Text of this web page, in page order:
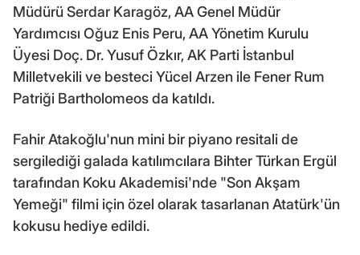
Müdürü Serdar Karagöz, AA Genel Müdür
Yardımcısı Oğuz Enis Peru, AA Yönetim Kurulu
Üyesi Doç. Dr. Yusuf Özkır, AK Parti İstanbul
Milletvekili ve besteci Yücel Arzen ile Fener Rum
Patriği Bartholomeos da katıldı.
Fahir Atakoğlu'nun mini bir piyano resitali de
sergilediği galada katılımcılara Bihter Türkan Ergül
tarafından Koku Akademisi'nde "Son Akşam
Yemeği" filmi için özel olarak tasarlanan Atatürk'ün
kokusu hediye edildi.